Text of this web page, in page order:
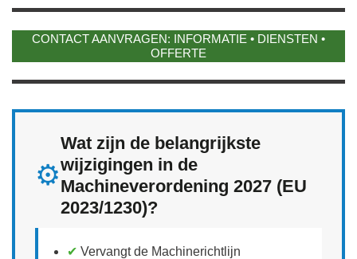
CONTACT AANVRAGEN: INFORMATIE • DIENSTEN •
OFFERTE
⚙️
Wat zijn de belangrijkste
wijzigingen in de
Machineverordening 2027 (EU
2023/1230)?
✔ Vervangt de Machinerichtlijn